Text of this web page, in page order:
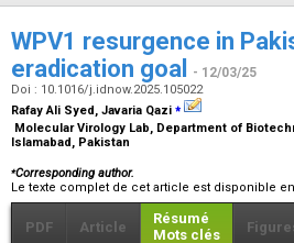
WPV1 resurgence in
eradication goal
- 12/03/25
Doi : 10.1016/j.idnow.2025.105022
Rafay Ali Syed, Javaria Qazi ⁎
Molecular Virology Lab, Department of
Islamabad, Pakistan
⁎Corresponding author.
Le texte complet de cet article est disponible en
PDF Article
Résumé
Mots clés